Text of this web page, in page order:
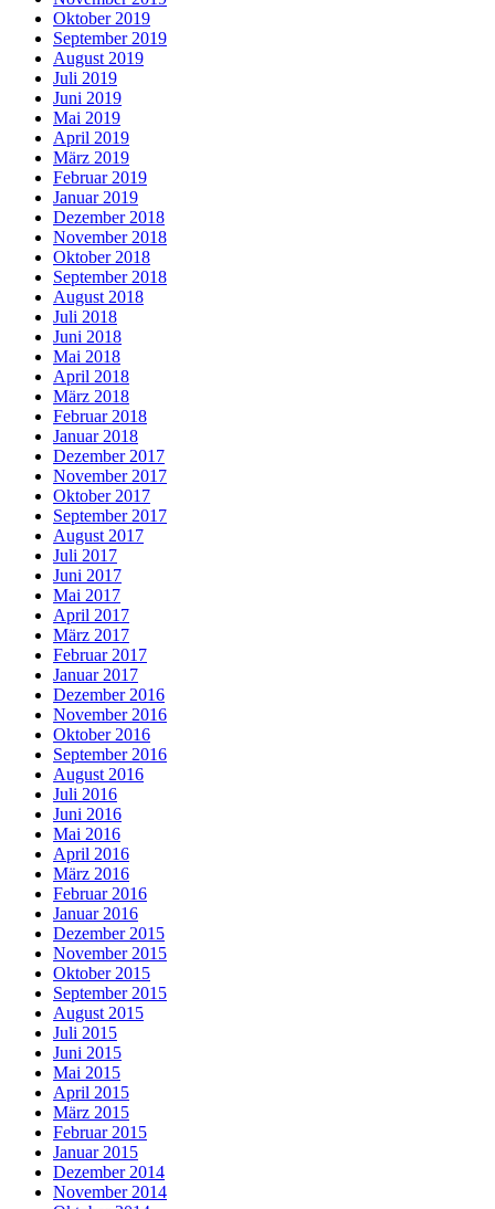
Oktober 2019
September 2019
August 2019
Juli 2019
Juni 2019
Mai 2019
April 2019
März 2019
Februar 2019
Januar 2019
Dezember 2018
November 2018
Oktober 2018
September 2018
August 2018
Juli 2018
Juni 2018
Mai 2018
April 2018
März 2018
Februar 2018
Januar 2018
Dezember 2017
November 2017
Oktober 2017
September 2017
August 2017
Juli 2017
Juni 2017
Mai 2017
April 2017
März 2017
Februar 2017
Januar 2017
Dezember 2016
November 2016
Oktober 2016
September 2016
August 2016
Juli 2016
Juni 2016
Mai 2016
April 2016
März 2016
Februar 2016
Januar 2016
Dezember 2015
November 2015
Oktober 2015
September 2015
August 2015
Juli 2015
Juni 2015
Mai 2015
April 2015
März 2015
Februar 2015
Januar 2015
Dezember 2014
November 2014